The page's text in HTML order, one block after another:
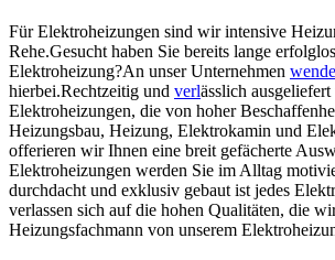
Für Elektroheizungen sind wir intensive
Rehe.Gesucht haben Sie bereits lange
Elektroheizung?An unser Unternehmen
hierbei.Rechtzeitig und verlässlich
Elektroheizungen, die von hoher
Heizungsbau, Heizung, Elektrokamin und
offerieren wir Ihnen eine breit gefächerte
Elektroheizungen werden Sie im Alltag
durchdacht und exklusiv gebaut ist jedes
verlassen sich auf die hohen Qualitäten, die
Heizungsfachmann von unserem